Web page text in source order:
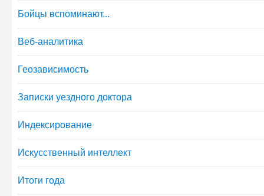
Бойцы вспоминают...
Веб-аналитика
Геозависимость
Записки уездного доктора
Индексирование
Искусственный интеллект
Итоги года